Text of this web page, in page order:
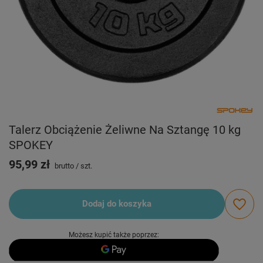
Talerz Obciążenie Żeliwne Na Sztangę 10 kg
SPOKEY
95,99 zł
brutto / szt.
Dodaj do koszyka
Możesz kupić także poprzez: